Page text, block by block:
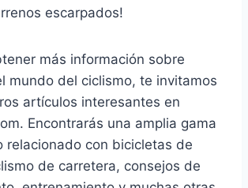
escarpados!
más información sobre
mundo del ciclismo, te invitamos
artículos interesantes en
Encontrarás una amplia gama
relacionado con bicicletas de
de carretera, consejos de